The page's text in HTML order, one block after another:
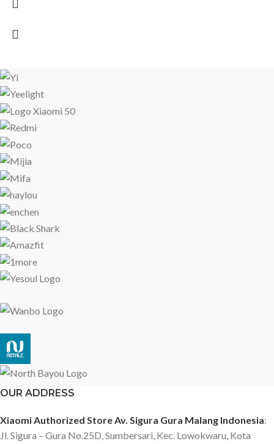
OUR ADDRESS
Xiaomi Authorized Store Av. Sigura Gura Malang Indonesia:
Jl. Sigura – Gura No.25D, Sumbersari, Kec. Lowokwaru, Kota